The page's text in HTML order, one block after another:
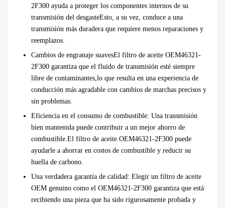
2F300 ayuda a proteger los componentes internos de su
transmisión del desgasteEsto, a su vez, conduce a una
transmisión más duradera que requiere menos reparaciones y
reemplazos.
Cambios de engranaje suavesEl filtro de aceite OEM46321-
2F300 garantiza que el fluido de transmisión esté siempre
libre de contaminantes,lo que resulta en una experiencia de
conducción más agradable con cambios de marchas precisos y
sin problemas.
Eficiencia en el consumo de combustible: Una transmisión
bien mantenida puede contribuir a un mejor ahorro de
combustible.El filtro de aceite OEM46321-2F300 puede
ayudarle a ahorrar en costos de combustible y reducir su
huella de carbono.
Una verdadera garantía de calidad : Elegir un filtro de aceite
OEM genuino como el OEM46321-2F300 garantiza que está
recibiendo una pieza que ha sido rigurosamente probada y